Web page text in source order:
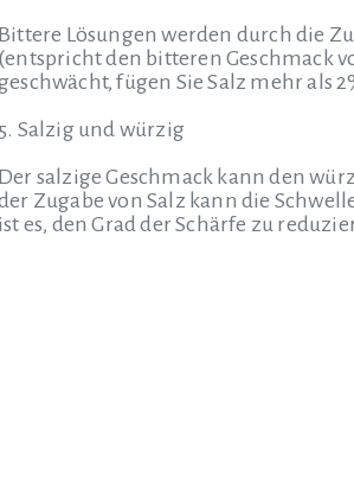
Bittere Lösungen werden durch die
(entspricht den bitteren Geschmack
fügen Sie Salz mehr als
5. Salzig und würzig
Der salzige Geschmack kann den
Zugabe von Salz kann die
ist es, den Grad der Schärfe zu